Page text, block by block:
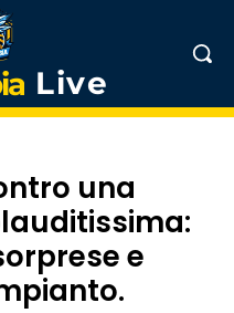
Live
una
e